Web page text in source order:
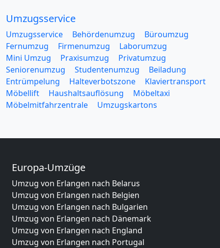
Umzugsservice
Umzugsservice Behördenumzug
Büroumzug
Fernumzug
Firmenumzug
Laborumzug
Mini Umzug
Praxisumzug
Privatumzug
Seniorenumzug
Studentenumzug
Beiladung
Entrümpelung
Halteverbotszone
Klaviertransport
Möbellift
Haushaltsauflösung
Möbeltaxi
Möbelmitfahrzentrale
Umzugskartons
Europa-Umzüge
Umzug von Erlangen nach Belarus
Umzug von Erlangen nach Belgien
Umzug von Erlangen nach Bulgarien
Umzug von Erlangen nach Dänemark
Umzug von Erlangen nach England
Umzug von Erlangen nach Portugal